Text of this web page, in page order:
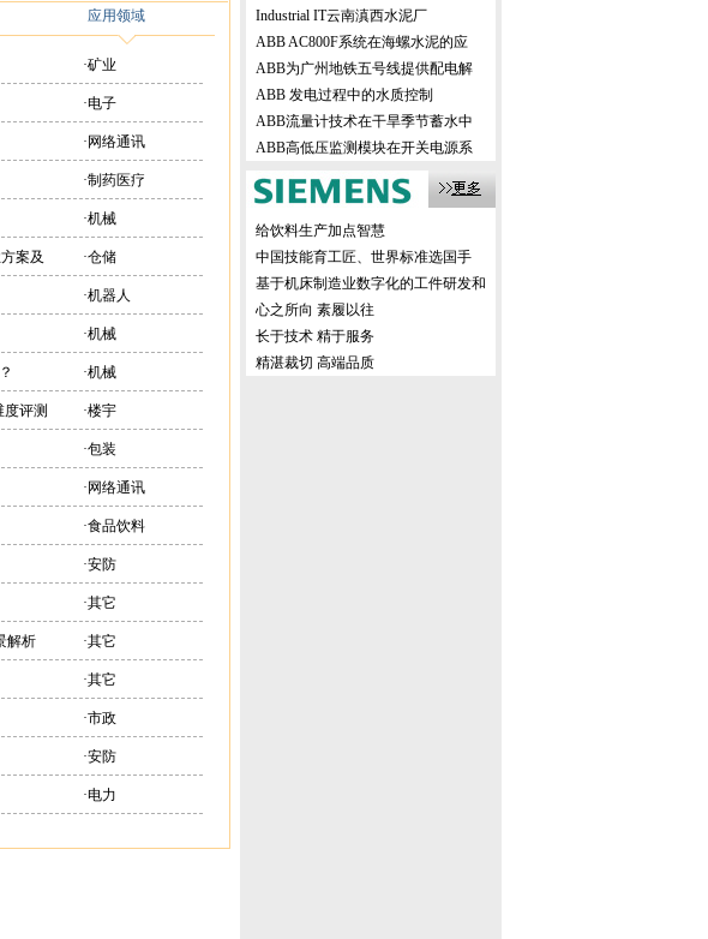
应用领域
·矿业
·电子
·网络通讯
·制药医疗
·机械
案及
·仓储
·机器人
·机械
·机械
度评测 ·楼宇
·包装
·网络通讯
·食品饮料
·安防
·其它
解析 ·其它
·其它
·市政
·安防
·电力
Industrial IT云南滇西水泥厂
ABB AC800F系统在海螺水泥的应
ABB为广州地铁五号线提供配电解
ABB 发电过程中的水质控制
ABB流量计技术在干旱季节蓄水中
ABB高低压监测模块在开关电源系
给饮料生产加点智慧
中国技能育工匠、世界标准选国手
基于机床制造业数字化的工件研发和
生产
心之所向 素履以往
长于技术 精于服务
精湛裁切 高端品质